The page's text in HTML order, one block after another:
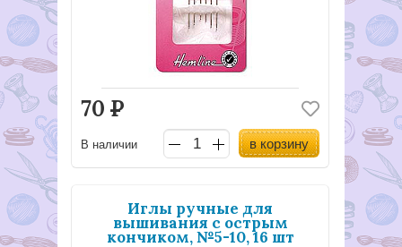
70 Р
В наличии в корзину
Иглы ручные для
вышивания с острым
кончиком, №5-10, 16 шт